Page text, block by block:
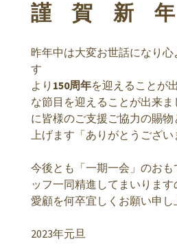
謹 賀 新 年
昨年中は大変お世話になり心
す 明治6
より 150周年を迎えることが
な節目を迎えることが出来ま
に皆様のご支援ご協力の賜
上げます「ありがとうござい
今後とも「一期一会」のお
ッフ一同精進してまいりま
愛顧を何卒宜しくお願い申し
2023年元旦